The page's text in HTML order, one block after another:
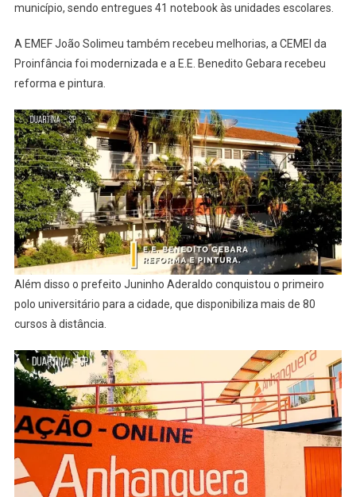
município, sendo entregues 41 notebook às unidades escolares.
A EMEF João Solimeu também recebeu melhorias, a CEMEI da
Proinfância foi modernizada e a E.E. Benedito Gebara recebeu
reforma e pintura.
Além disso o prefeito Juninho Aderaldo conquistou o primeiro
polo universitário para a cidade, que disponibiliza mais de 80
cursos à distância.